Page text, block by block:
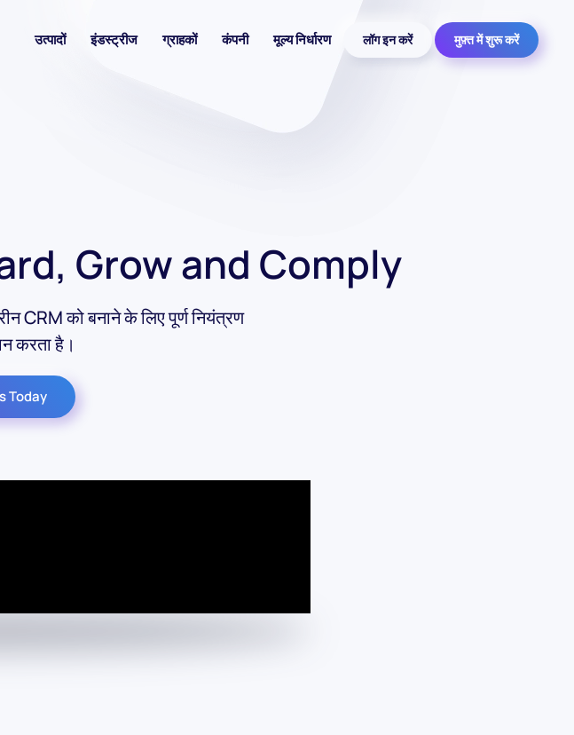
उत्पादों इंडस्ट्रीज ग्राहकों कंपनी मूल्य निर्धारण लॉग इन करें मुफ़्त में शुरू करें
Grow and Comply
CRM को बनाने के लिए पूर्ण नियंत्रण
करता है।
Today